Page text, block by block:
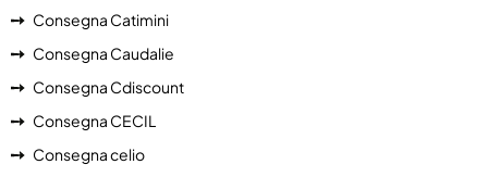
Consegna Catimini
Consegna Caudalie
Consegna Cdiscount
Consegna CECIL
Consegna celio